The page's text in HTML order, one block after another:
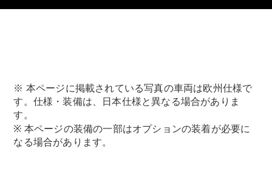
※ 本ページに掲載されている写真の車両は欧州仕様で
す。仕様・装備は、日本仕様と異なる場合がありま
す。
※ 本ページの装備の一部はオプションの装着が必要に
なる場合があります。